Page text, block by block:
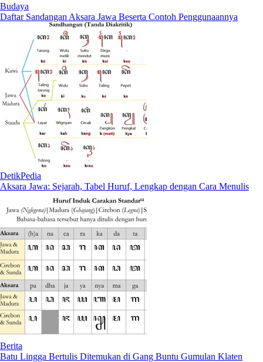
Budaya
Daftar Sandangan Aksara Jawa Beserta Contoh Penggunaannya
DetikPedia
Aksara Jawa: Sejarah, Tabel Huruf, Lengkap dengan Cara Menulis
Berita
Batu Lingga Bertulis Ditemukan di Gang Buntu Gumulan Klaten